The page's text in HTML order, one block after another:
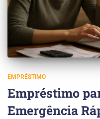
EMPRÉSTIMO
Empréstimo
Emergência